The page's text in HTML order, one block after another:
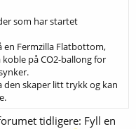
som har startet
en Fermzilla Flatbottom,
på CO2-ballong for
den skaper litt trykk og kan
tidligere: Fyll en